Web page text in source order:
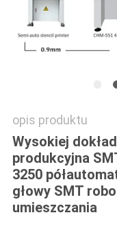
opis produktu
Wysokiej
produkcyjna
3250
głowy SMT
umieszczania